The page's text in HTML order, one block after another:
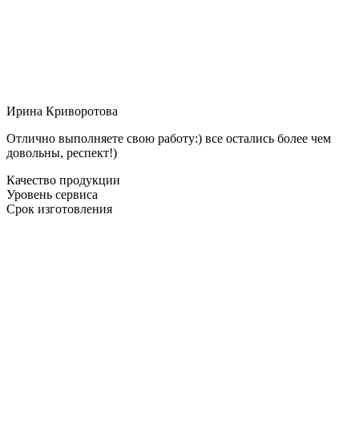
Ирина Криворотова
Отлично выполняете свою работу:) все остались более чем
довольны, респект!)
Качество продукции
Уровень сервиса
Срок изготовления